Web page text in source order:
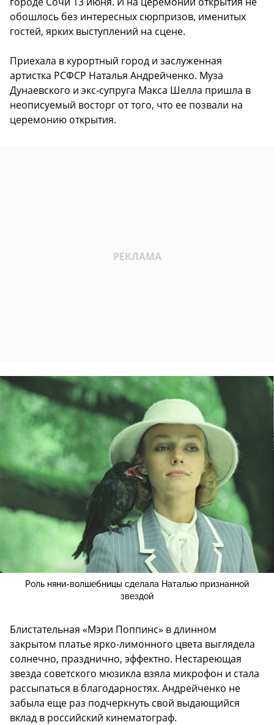
обошлось без интересных сюрпризов, именитых
гостей, ярких выступлений на сцене.
Приехала в курортный город и заслуженная
артистка РСФСР Наталья Андрейченко. Муза
Дунаевского и экс-супруга Макса Шелла пришла в
неописуемый восторг от того, что ее позвали на
церемонию открытия.
Роль няни-волшебницы сделала Наталью признанной
звездой
Блистательная «Мэри Поппинс» в длинном
закрытом платье ярко-лимонного цвета выглядела
солнечно, празднично, эффектно. Нестареющая
звезда советского мюзикла взяла микрофон и стала
рассыпаться в благодарностях. Андрейченко не
забыла еще раз подчеркнуть свой выдающийся
вклад в российский кинематограф.